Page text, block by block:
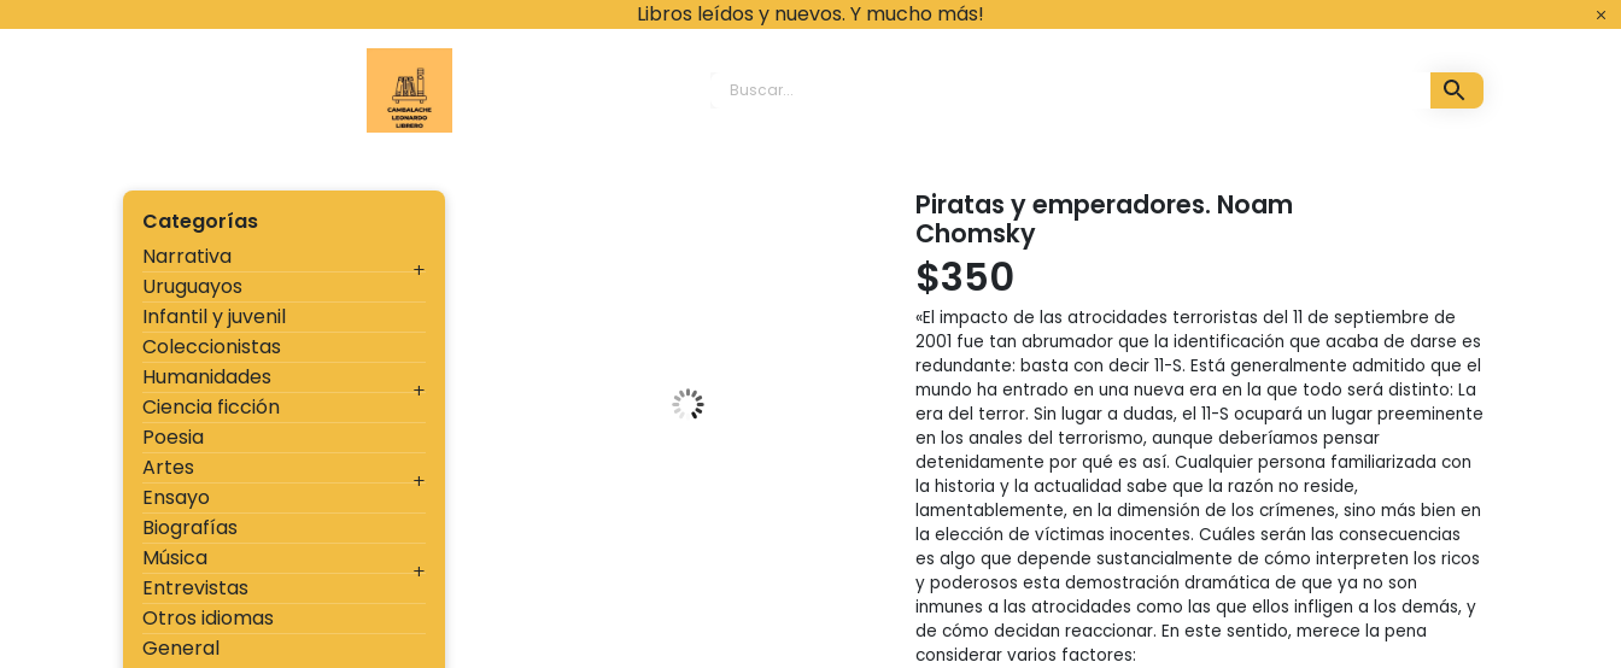
Libros leídos y nuevos. Y mucho más!
Categorías
Narrativa
Uruguayos
Infantil y juvenil
Coleccionistas
Humanidades
Ciencia ficción
Poesia
Artes
Ensayo
Biografías
Música
Entrevistas
Otros idiomas
General
Piratas y emperadores. Noam
Chomsky
$350
«El impacto de las atrocidades terroristas del 11 de septiembre de
2001 fue tan abrumador que la identificación que acaba de darse es
redundante: basta con decir 11-S. Está generalmente admitido que el
mundo ha entrado en una nueva era en la que todo será distinto: La
era del terror. Sin lugar a dudas, el 11-S ocupará un lugar preeminente
en los anales del terrorismo, aunque deberíamos pensar
detenidamente por qué es así. Cualquier persona familiarizada con
la historia y la actualidad sabe que la razón no reside,
lamentablemente, en la dimensión de los crímenes, sino más bien en
la elección de víctimas inocentes. Cuáles serán las consecuencias
es algo que depende sustancialmente de cómo interpreten los ricos
y poderosos esta demostración dramática de que ya no son
inmunes a las atrocidades como las que ellos infligen a los demás, y
de cómo decidan reaccionar. En este sentido, merece la pena
considerar varios factores: